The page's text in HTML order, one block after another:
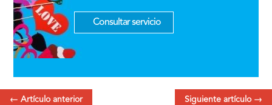
Consultar servicio
← Artículo anterior Siguiente artículo→